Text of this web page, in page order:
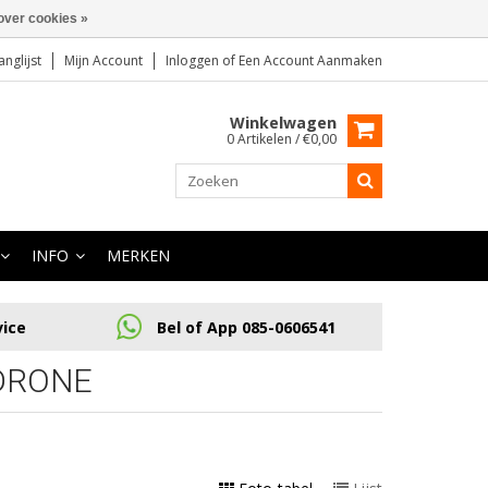
Mijn Account Inloggen of Een Account Aanmaken
Winkelwagen
0 Artikelen / €0,00
INFO MERKEN
Bel of App 085-0606541
cookies »